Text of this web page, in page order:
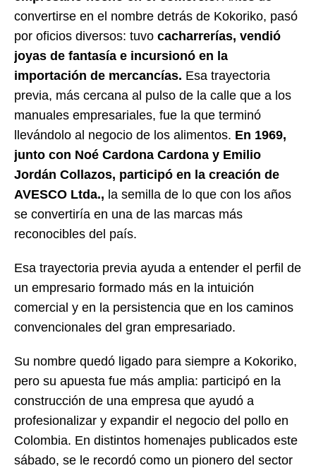
convertirse en el nombre detrás de Kokoriko, pasó
por oficios diversos: tuvo cacharrerías, vendió
joyas de fantasía e incursionó en la
importación de mercancías. Esa trayectoria
previa, más cercana al pulso de la calle que a los
manuales empresariales, fue la que terminó
llevándolo al negocio de los alimentos. En 1969,
junto con Noé Cardona Cardona y Emilio
Jordán Collazos, participó en la creación de
AVESCO Ltda., la semilla de lo que con los años
se convertiría en una de las marcas más
reconocibles del país.
Esa trayectoria previa ayuda a entender el perfil de
un empresario formado más en la intuición
comercial y en la persistencia que en los caminos
convencionales del gran empresariado.
Su nombre quedó ligado para siempre a Kokoriko,
pero su apuesta fue más amplia: participó en la
construcción de una empresa que ayudó a
profesionalizar y expandir el negocio del pollo en
Colombia. En distintos homenajes publicados este
sábado, se le recordó como un pionero del sector